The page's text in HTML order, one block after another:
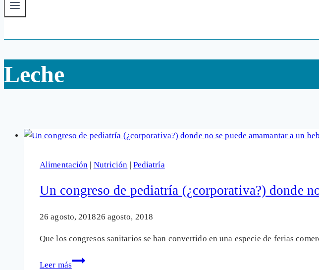
Leche
Alimentación | Nutrición | Pediatría
Un congreso de pediatría (¿corporativa?) donde
26 agosto, 201826 agosto, 2018
Que los congresos sanitarios se han convertido en una especie de ferias
Leer más
Un